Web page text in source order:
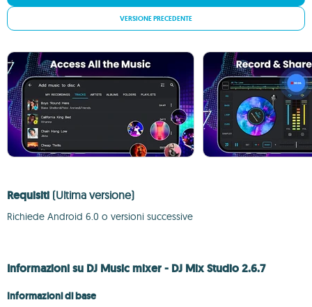
VERSIONE PRECEDENTE
Requisiti (Ultima versione)
Richiede Android 6.0 o versioni successive
Informazioni su DJ Music mixer - DJ Mix Studio 2.6.7
Informazioni di base